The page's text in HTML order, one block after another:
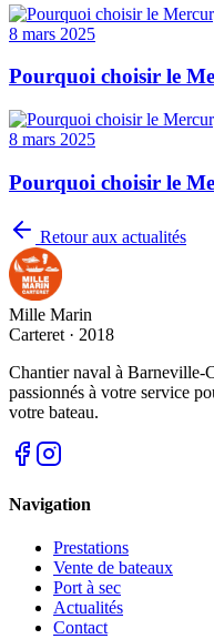
8 mars 2025
Pourquoi choisir le
8 mars 2025
Pourquoi choisir le
Retour aux actualités
Mille Marin
Carteret · 2018
Chantier naval à Barneville-
passionnés à votre service
votre bateau.
Navigation
Prestations
Vente de bateaux
Port à sec
Actualités
Contact